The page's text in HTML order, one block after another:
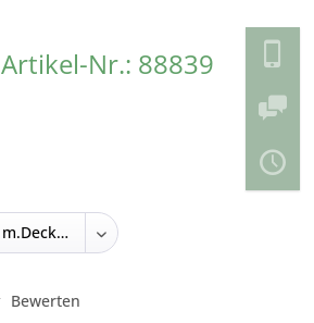
Artikel-Nr.: 88839
Bewerten